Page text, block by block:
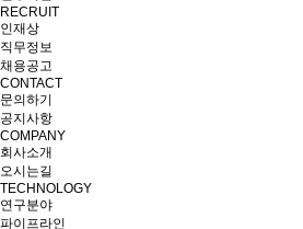
RECRUIT
인재상
직무정보
채용공고
CONTACT
문의하기
공지사항
COMPANY
회사소개
오시는길
TECHNOLOGY
연구분야
파이프라인